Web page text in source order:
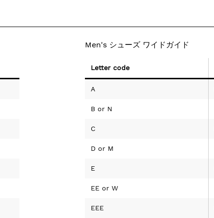
Men's シューズ ワイドガイド
Letter code
A
B or N
C
D or M
E
EE or W
EEE